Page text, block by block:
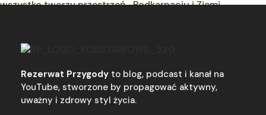
Rezerwat Przygody to blog, podcast i kanał na
YouTube, stworzone by propagować aktywny,
uważny i zdrowy styl życia.